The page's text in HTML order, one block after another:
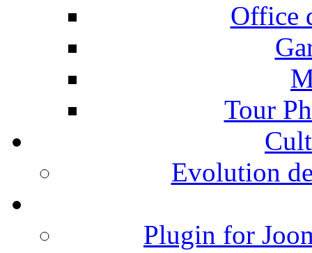
Office
Tour
Evolution
Plugin for